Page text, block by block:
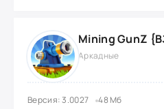
Mining GunZ
Аркадные
Версия: 3.0027 48 Мб